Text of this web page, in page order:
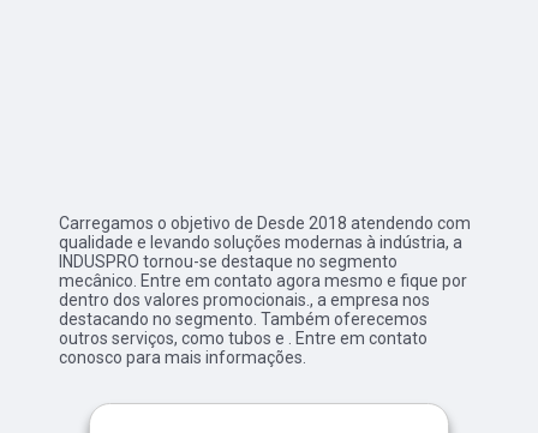
Carregamos o objetivo de Desde 2018 atendendo com
qualidade e levando soluções modernas à indústria, a
INDUSPRO tornou-se destaque no segmento
mecânico. Entre em contato agora mesmo e fique por
dentro dos valores promocionais., a empresa nos
destacando no segmento. Também oferecemos
outros serviços, como tubos e . Entre em contato
conosco para mais informações.